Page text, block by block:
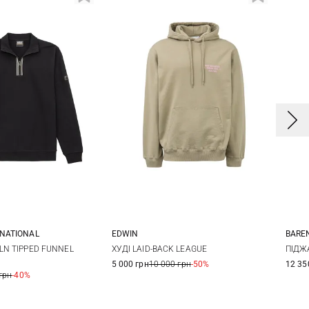
XL
TIPPED FUNNEL
-40%
XS S
EDWIN
ХУДІ LAID-BACK LEAGUE
5 000 грн10 000 грн-50%
12